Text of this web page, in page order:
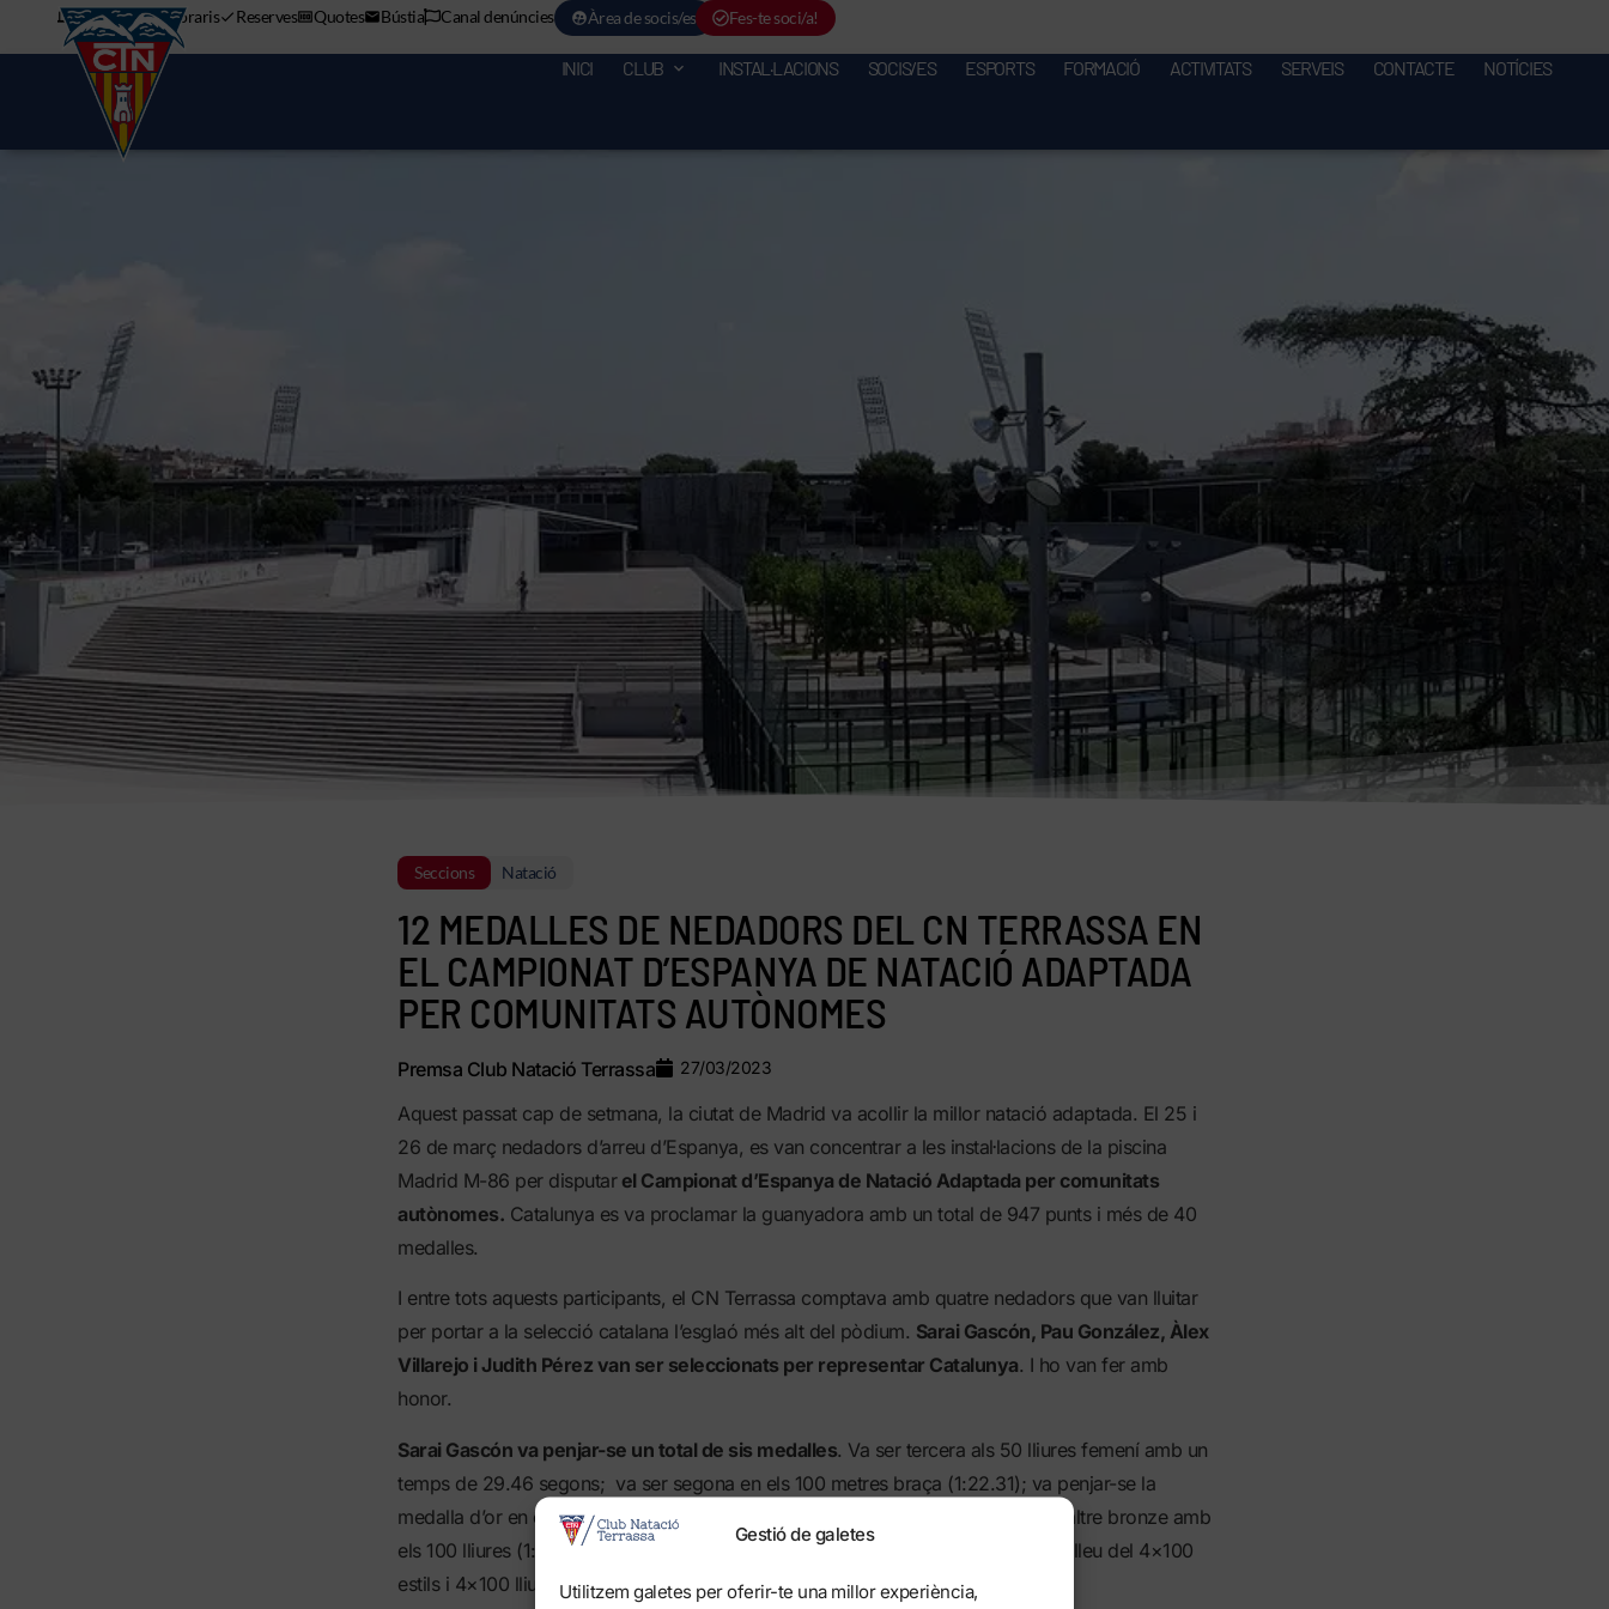
Gestió de galetes
Utilitzem galetes per oferir-te una millor experiència,
APP mòbil Horaris Reserves Quotes Bústia Canal denúncies Àrea de socis/es Fes-te soci/a!
INICI CLUB INSTAL·LACIONS SOCIS/ES ESPORTS FORMACIÓ ACTIVITATS SERVEIS CONTACTE NOTÍCIES
Seccions Natació
12 MEDALLES DE NEDADORS DEL CN TERRASSA EN
EL CAMPIONAT D’ESPANYA DE NATACIÓ ADAPTADA
PER COMUNITATS AUTÒNOMES
Premsa Club Natació Terrassa 27/03/2023
Aquest passat cap de setmana, la ciutat de Madrid va acollir la millor natació adaptada. El 25 i
26 de març nedadors d’arreu d’Espanya, es van concentrar a les instal·lacions de la piscina
Madrid M-86 per disputarel Campionat d’Espanya de Natació Adaptada per comunitats
autònomes. Catalunya es va proclamar la guanyadora amb un total de 947 punts i més de 40
medalles.
I entre tots aquests participants, el CN Terrassa comptava amb quatre nedadors que van lluitar
per portar a la selecció catalana l’esglaó més alt del pòdium. Sarai Gascón, Pau González, Àlex
Villarejo i Judith Pérez van ser seleccionats per representar Catalunya. I ho van fer amb
honor.
Sarai Gascón va penjar-se un total de sis medalles. Va ser tercera als 50 lliures femení amb un
temps de 29.46 segons; va ser segona en els 100 metres braça (1:22.31); va penjar-se la
medalla d’or en els 100 papallona amb un temps de 1:11.75; i va aconseguir un altre bronze amb
els 100 lliures (1:04.03). A més Gascón va ajudar a fer pujar al podi més alt al relleu del 4×100
estils i 4×100 lliures de <34 punts.